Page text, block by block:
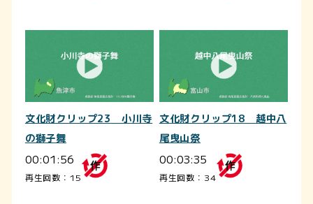
文化財クリップ23 小川寺
の獅子舞
00:01:56
再生回数：15
文化財クリップ18 越中八
尾曳山祭
00:03:35
再生回数：34